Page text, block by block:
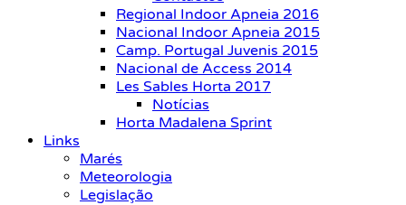
Regional Indoor Apneia 2016
Nacional Indoor Apneia 2015
Camp. Portugal Juvenis 2015
Nacional de Access 2014
Les Sables Horta 2017
Notícias
Horta Madalena Sprint
Links
Marés
Meteorologia
Legislação